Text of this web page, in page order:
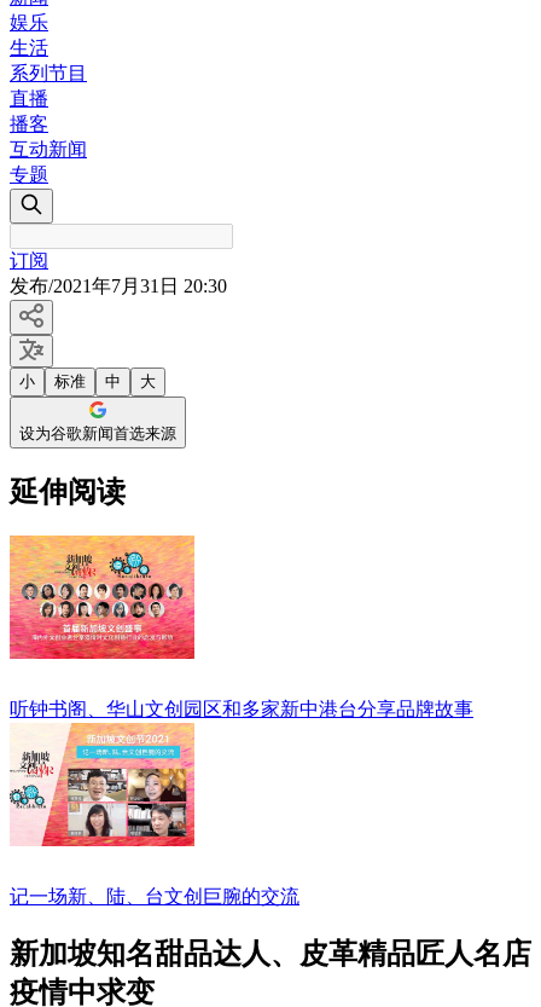
娱乐
生活
系列节目
直播
播客
互动新闻
专题
订阅
发布/2021年7月31日 20:30
小 标准 中 大
设为谷歌新闻首选来源
延伸阅读
听钟书阁、华山文创园区和多家新中港台分享品牌故事
记一场新、陆、台文创巨腕的交流
新加坡知名甜品达人、皮革精品匠人名店
疫情中求变